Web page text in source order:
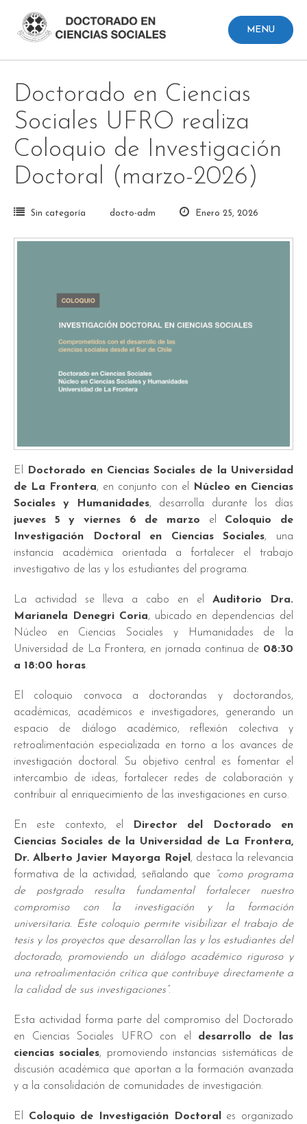
content
MENU
Doctorado en Ciencias
Sociales UFRO realiza
Coloquio de Investigación
Doctoral (marzo-2026)
Sin categoría docto-adm Enero 25, 2026
El
Doctorado en Ciencias Sociales de la Universidad
de La Frontera, en conjunto con el
Núcleo en Ciencias
Sociales y Humanidades, desarrolla durante los días
jueves 5 y viernes 6 de marzo el Coloquio de
Investigación Doctoral en Ciencias Sociales, una
instancia académica orientada a fortalecer el trabajo
investigativo de las y los estudiantes del programa.
La actividad se lleva a cabo en el Auditorio Dra.
Marianela Denegri Coria, ubicado en dependencias del
Núcleo en Ciencias Sociales y Humanidades de la
Universidad de La Frontera, en jornada continua de 08:30
a 18:00 horas.
El coloquio convoca a doctorandas y doctorandos,
académicas, académicos e investigadores, generando un
espacio de diálogo académico, reflexión colectiva y
retroalimentación especializada en torno a los avances de
investigación doctoral. Su objetivo central es fomentar el
intercambio de ideas, fortalecer redes de colaboración y
contribuir al enriquecimiento de las investigaciones en curso.
En este contexto, el
Director del Doctorado en
Ciencias Sociales de la Universidad de La Frontera,
Dr. Alberto Javier Mayorga Rojel , destaca la relevancia
formativa de la actividad, señalando que
“como programa
de postgrado resulta fundamental fortalecer nuestro
compromiso con la investigación y la formación
universitaria. Este coloquio permite visibilizar el trabajo de
tesis y los proyectos que desarrollan las y los estudiantes del
doctorado, promoviendo un diálogo académico riguroso y
una retroalimentación crítica que contribuye directamente a
la calidad de sus investigaciones”.
Esta actividad forma parte del compromiso del Doctorado
en Ciencias Sociales UFRO con el desarrollo de las
ciencias sociales, promoviendo instancias sistemáticas de
discusión académica que aportan a la formación avanzada
y a la consolidación de comunidades de investigación.
El Coloquio de Investigación Doctoral
es organizado